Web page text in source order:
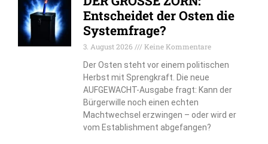
Entscheidet der Osten die
Systemfrage?
3. August 2026
Keine Kommentare
Der Osten steht vor einem politischen
Herbst mit Sprengkraft. Die neue
AUFGEWACHT-Ausgabe fragt: Kann der
Bürgerwille noch einen echten
Machtwechsel erzwingen – oder wird er
vom Establishment abgefangen?